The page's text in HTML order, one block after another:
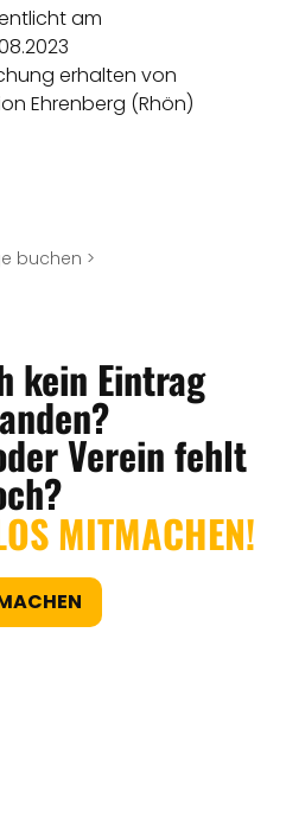
am
erhalten von
Ehrenberg (Rhön)
buchen >
kein Eintrag
Verein fehlt
MITMACHEN!